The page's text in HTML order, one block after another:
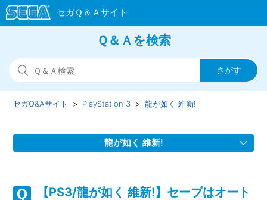
Ｑ＆Ａを検索
セガQ&Aサイト PlayStation 3 龍が如く 維新!
龍が如く 維新!
て、行えなくなるサブストーリーや天啓はあるか
【PS3/龍が如く 維新!】セーブはオート